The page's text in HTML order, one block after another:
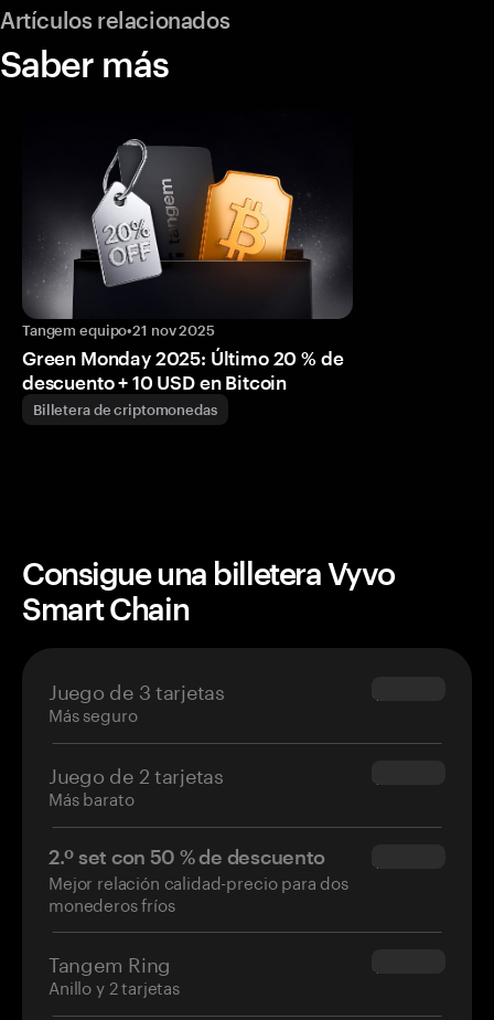
Artículos relacionados
Saber más
Tangem equipo•21 nov 2025
Green Monday 2025: Último 20 % de
descuento + 10 USD en Bitcoin
Billetera de criptomonedas
Consigue una billetera Vyvo
Smart Chain
Juego de 3 tarjetas
Más seguro
$69.90
Juego de 2 tarjetas
Más barato
$54.90
2.º set con 50 % de descuento
Mejor relación calidad-precio para dos
monederos fríos
$34.95
Tangem Ring
Anillo y 2 tarjetas
$160.00